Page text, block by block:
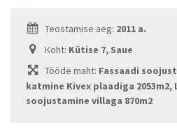
Teostamise aeg: 2011 a.
Кoht: Kütise 7, Saue
Tööde maht: Fassaadi
katmine Kivex plaadiga 2053m2,
soojustamine villaga 870m2